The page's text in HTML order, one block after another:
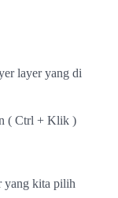
layer yang di
( Ctrl + Klik )
yang kita pilih